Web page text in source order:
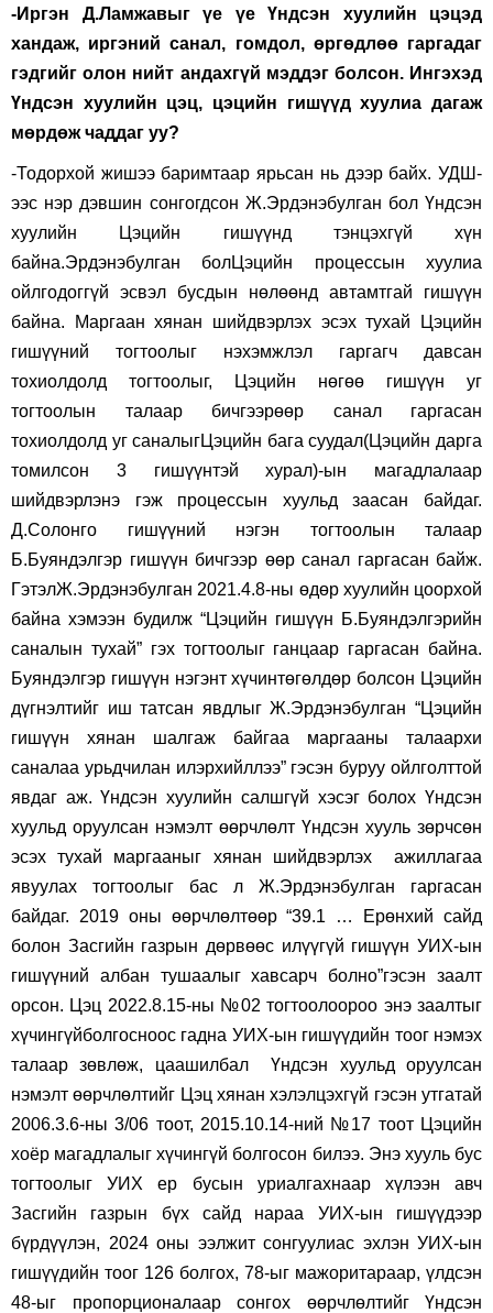
-Иргэн Д.Ламжавыг үе үе Үндсэн хуулийн цэцэд
хандаж, иргэний санал, гомдол, өргөдлөө гаргадаг
гэдгийг олон нийт андахгүй мэддэг болсон. Ингэхэд
Үндсэн хуулийн цэц, цэцийн гишүүд хуулиа дагаж
мөрдөж чаддаг уу?
-Тодорхой жишээ баримтаар ярьсан нь дээр байх. УДШ-
ээс нэр дэвшин сонгогдсон Ж.Эрдэнэбулган бол Үндсэн
хуулийн Цэцийн гишүүнд тэнцэхгүй хүн
байна.Эрдэнэбулган болЦэцийн процессын хуулиа
ойлгодоггүй эсвэл бусдын нөлөөнд автамтгай гишүүн
байна. Маргаан хянан шийдвэрлэх эсэх тухай Цэцийн
гишүүний тогтоолыг нэхэмжлэл гаргагч давсан
тохиолдолд тогтоолыг, Цэцийн нөгөө гишүүн уг
тогтоолын талаар бичгээрөөр санал гаргасан
тохиолдолд уг саналыгЦэцийн бага суудал(Цэцийн дарга
томилсон 3 гишүүнтэй хурал)-ын магадлалаар
шийдвэрлэнэ гэж процессын хуульд заасан байдаг.
Д.Солонго гишүүний нэгэн тогтоолын талаар
Б.Буяндэлгэр гишүүн бичгээр өөр санал гаргасан байж.
ГэтэлЖ.Эрдэнэбулган 2021.4.8-ны өдөр хуулийн цоорхой
байна хэмээн будилж “Цэцийн гишүүн Б.Буяндэлгэрийн
саналын тухай” гэх тогтоолыг ганцаар гаргасан байна.
Буяндэлгэр гишүүн нэгэнт хүчинтөгөлдөр болсон Цэцийн
дүгнэлтийг иш татсан явдлыг Ж.Эрдэнэбулган “Цэцийн
гишүүн хянан шалгаж байгаа маргааны талаархи
саналаа урьдчилан илэрхийллээ” гэсэн буруу ойлголттой
явдаг аж. Үндсэн хуулийн салшгүй хэсэг болох Үндсэн
хуульд оруулсан нэмэлт өөрчлөлт Үндсэн хууль зөрчсөн
эсэх тухай маргааныг хянан шийдвэрлэх ажиллагаа
явуулах тогтоолыг бас л Ж.Эрдэнэбулган гаргасан
байдаг. 2019 оны өөрчлөлтөөр “39.1 … Ерөнхий сайд
болон Засгийн газрын дөрвөөс илүүгүй гишүүн УИХ-ын
гишүүний албан тушаалыг хавсарч болно”гэсэн заалт
орсон. Цэц 2022.8.15-ны №02 тогтоолоороо энэ заалтыг
хүчингүйболгосноос гадна УИХ-ын гишүүдийн тоог нэмэх
талаар зөвлөж, цаашилбал Үндсэн хуульд оруулсан
нэмэлт өөрчлөлтийг Цэц хянан хэлэлцэхгүй гэсэн утгатай
2006.3.6-ны 3/06 тоот, 2015.10.14-ний №17 тоот Цэцийн
хоёр магадлалыг хүчингүй болгосон билээ. Энэ хууль бус
тогтоолыг УИХ ер бусын уриалгахнаар хүлээн авч
Засгийн газрын бүх сайд нараа УИХ-ын гишүүдээр
бүрдүүлэн, 2024 оны ээлжит сонгуулиас эхлэн УИХ-ын
гишүүдийн тоог 126 болгох, 78-ыг мажоритараар, үлдсэн
48-ыг пропорционалаар сонгох өөрчлөлтийг Үндсэн